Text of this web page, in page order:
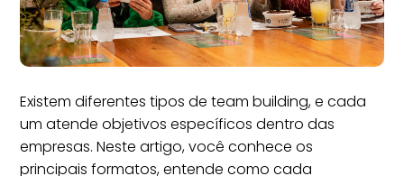
Existem diferentes tipos de team building, e cada
um atende objetivos específicos dentro das
empresas. Neste artigo, você conhece os
principais formatos, entende como cada